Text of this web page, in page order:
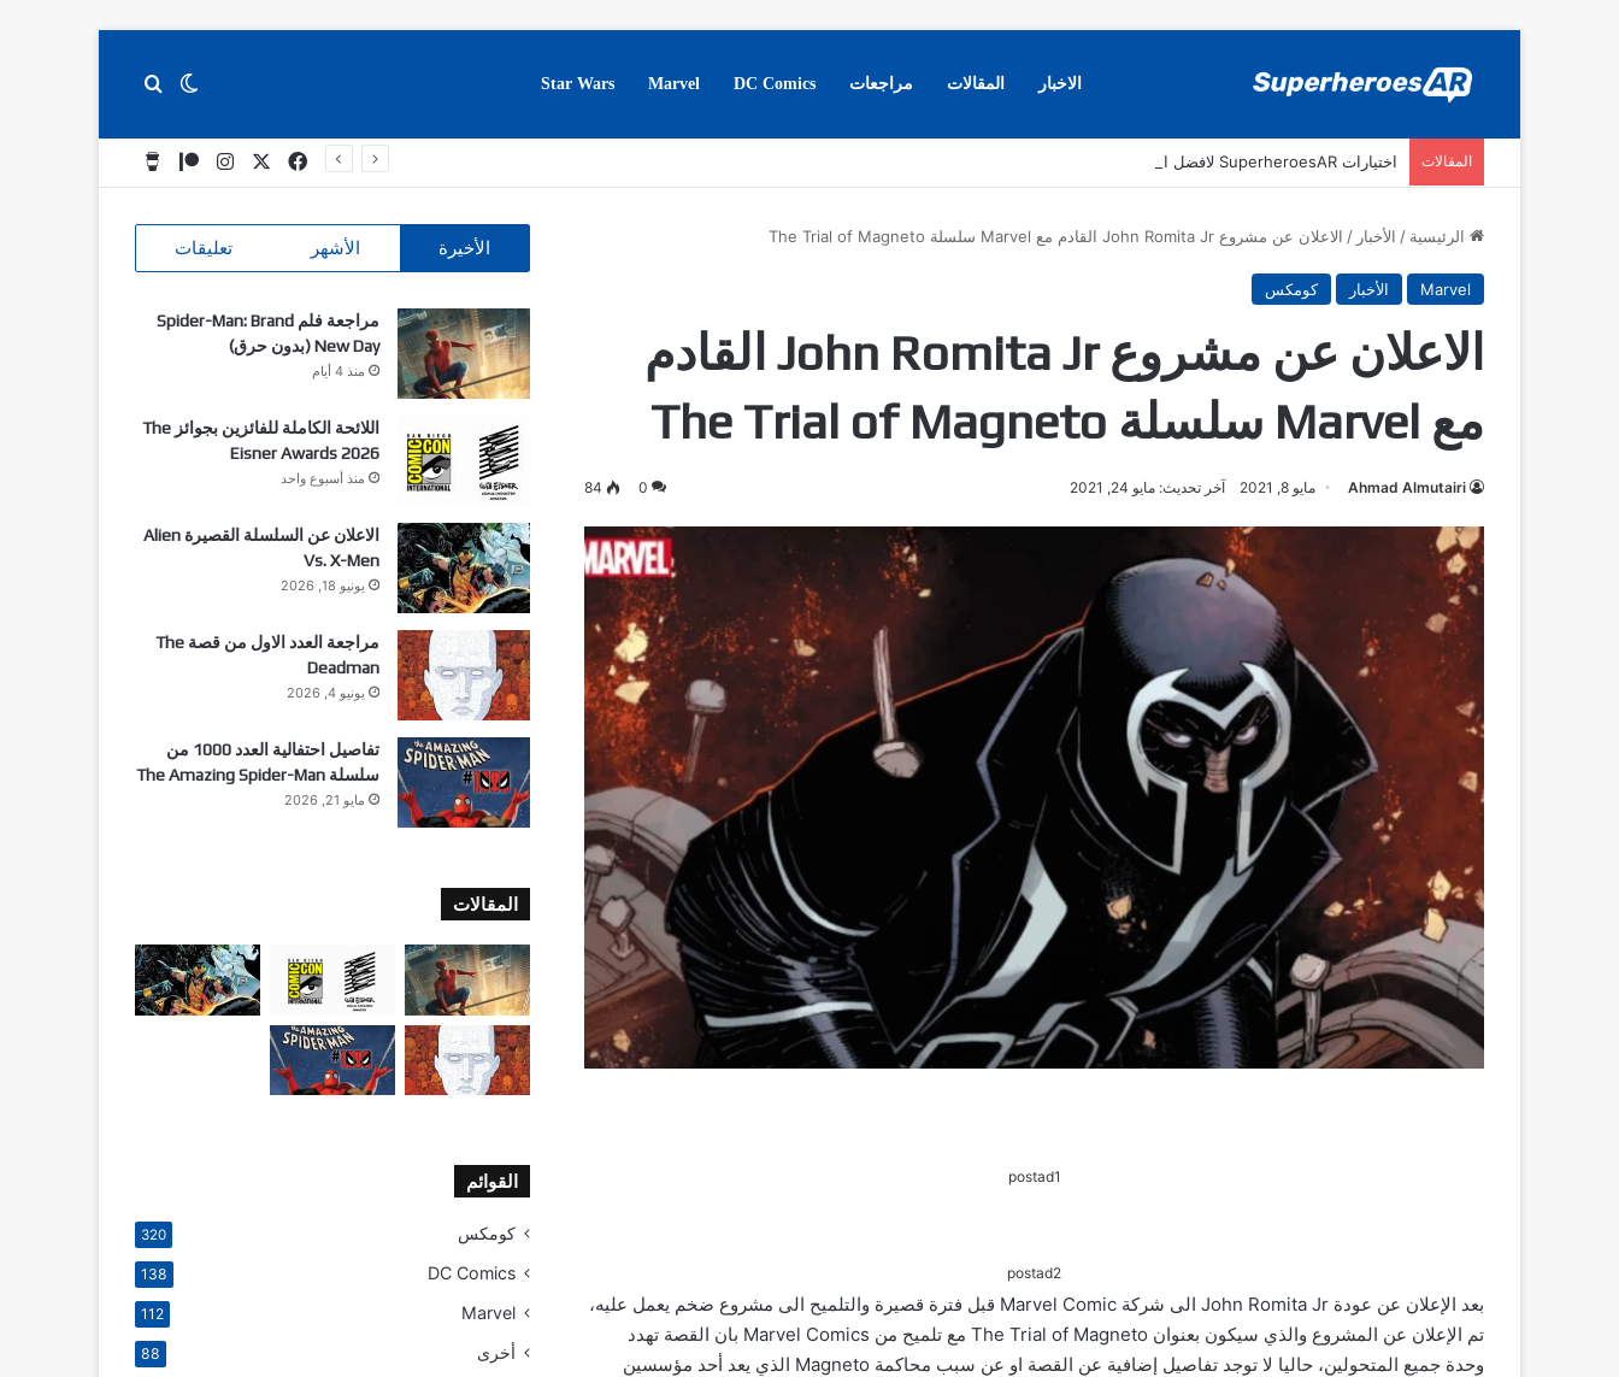
الاخبار المقالات مراجعات DC Comics
Marvel
Star Wars الوضع المظلم
بحث عن
المقالات اختيارات SuperheroesAR لافضل اصدارات كومكس جديدة في سنة 2025 فيسبوك انستقرام
‫Patreon
الرئيسية / الأخبار / الاعلان عن مشروع John Romita Jr القادم مع Marvel سلسلة The Trial of Magneto
Marvel الأخبار كومكس
الاعلان عن مشروع John Romita Jr القادم
مع Marvel سلسلة The Trial of Magneto
Ahmad Almutairi مايو 8, 2021 آخر تحديث: مايو 24, 2021 0
84
postad1
postad2
بعد الإعلان عن عودة John Romita Jr الى شركة Marvel Comic قبل فترة قصيرة والتلميح الى مشروع ضخم يعمل عليه،
تم الإعلان عن المشروع والذي سيكون بعنوان The Trial of Magneto مع تلميح من Marvel Comics بان القصة تهدد
وحدة جميع المتحولين، حاليا لا توجد تفاصيل إضافية عن القصة او عن سبب محاكمة Magneto الذي يعد أحد مؤسسين
الأخيرة الأشهر تعليقات
مراجعة فلم Spider-Man: Brand
New Day (بدون حرق)
منذ 4 أيام
اللائحة الكاملة للفائزين بجوائز The
Eisner Awards 2026
منذ أسبوع واحد
الاعلان عن السلسلة القصيرة Alien
Vs. X-Men
يونيو 18, 2026
مراجعة العدد الاول من قصة The
Deadman
يونيو 4, 2026
تفاصيل احتفالية العدد 1000 من
سلسلة The Amazing Spider-Man
مايو 21, 2026
المقالات
القوائم
كومكس 320
DC Comics
138
Marvel
112
أخرى 88